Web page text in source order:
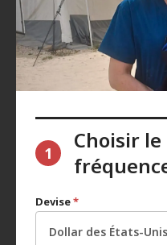
1
Choisir
Devise*